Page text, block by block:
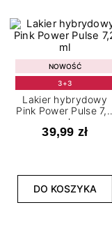
NOWOŚĆ
3+3
Lakier hybrydowy
Pink Power Pulse 7,2
ml
39,99 zł
DO KOSZYKA